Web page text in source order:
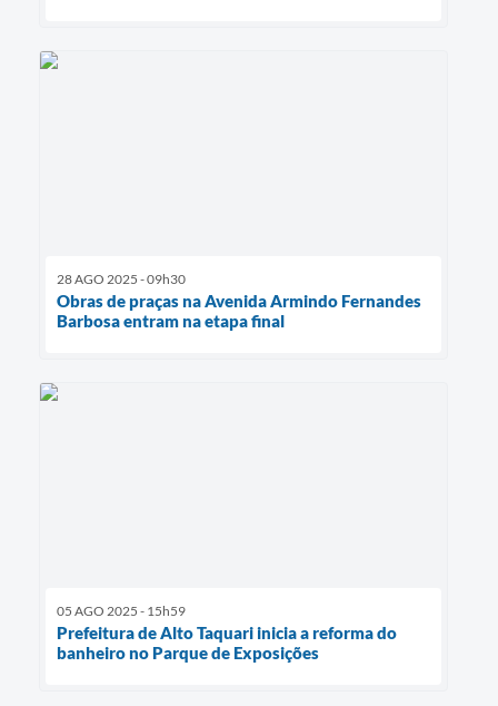
28 AGO 2025 - 09h30
Obras de praças na Avenida Armindo Fernandes
Barbosa entram na etapa final
05 AGO 2025 - 15h59
Prefeitura de Alto Taquari inicia a reforma do
banheiro no Parque de Exposições